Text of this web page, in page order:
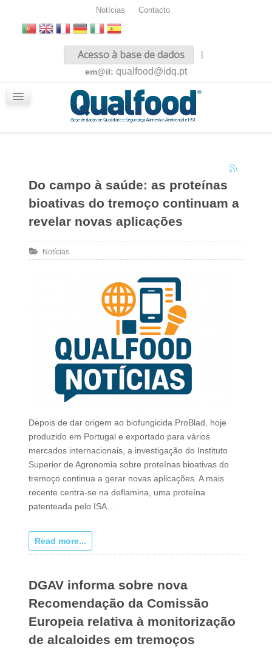
Notícias Contacto
Acesso à base de dados
|
em@il: qualfood@idq.pt
Do campo à saúde: as proteínas
bioativas do tremoço continuam a
revelar novas aplicações
Notícias
Depois de dar origem ao biofungicida ProBlad, hoje
produzido em Portugal e exportado para vários
mercados internacionais, a investigação do Instituto
Superior de Agronomia sobre proteínas bioativas do
tremoço continua a gerar novas aplicações. A mais
recente centra-se na deflamina, uma proteína
patenteada pelo ISA…
Read more...
DGAV informa sobre nova
Recomendação da Comissão
Europeia relativa à monitorização
de alcaloides em tremoços